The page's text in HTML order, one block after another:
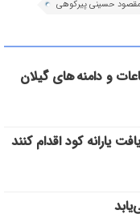
مقصود حسینی پیرکوهی
و دامنه های گیلان
یارانه کود اقدام کنند